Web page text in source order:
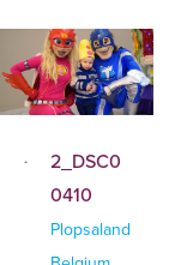
2_DSC0
0410
Plopsaland